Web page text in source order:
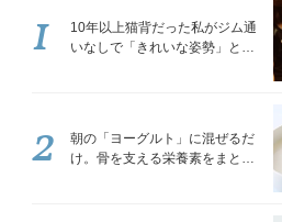
10年以上猫背だった私がジム通
いなしで「きれいな姿勢」と褒
1
朝の「ヨーグルト」に混ぜるだ
け。骨を支える栄養素をまとめ
2